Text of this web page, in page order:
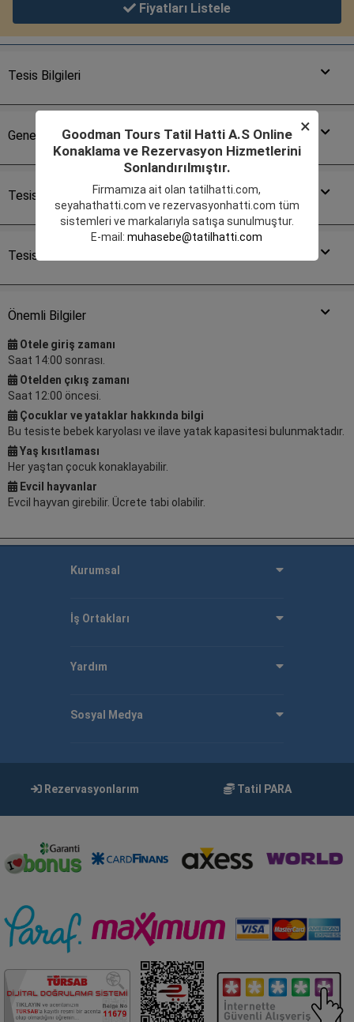
Fiyatları Listele
Tesis Bilgileri
Genel Özellikler
Tesis Çevresi
Tesis Oda Listesi
Önemli Bilgiler
Otele giriş zamanı
Saat 14:00 sonrası.
Otelden çıkış zamanı
Saat 12:00 öncesi.
Çocuklar ve yataklar hakkında bilgi
Bu tesiste bebek karyolası ve ilave yatak kapasitesi bulunmaktadır.
Yaş kısıtlaması
Her yaştan çocuk konaklayabilir.
Evcil hayvanlar
Evcil hayvan girebilir. Ücrete tabi olabilir.
Kurumsal
İş Ortakları
Yardım
Sosyal Medya
Rezervasyonlarım Tatil PARA
×
Goodman Tours Tatil Hatti A.S Online
Konaklama ve Rezervasyon Hizmetlerini
Sonlandırılmıştır.
Firmamıza ait olan tatilhatti.com,
seyahathatti.com ve rezervasyonhatti.com tüm
sistemleri ve markalarıyla satışa sunulmuştur.
E-mail:muhasebe@tatilhatti.com